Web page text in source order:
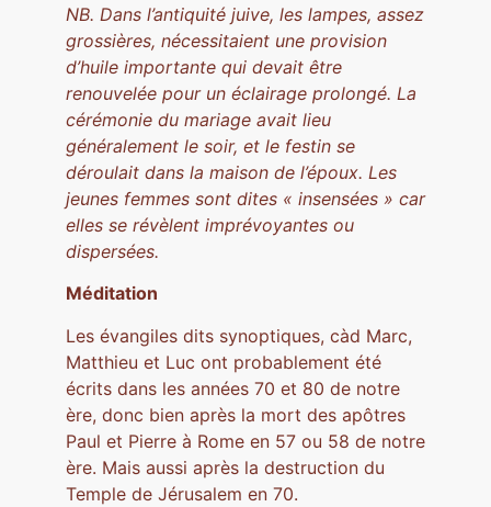
NB. Dans l’antiquité juive, les lampes, assez
grossières, nécessitaient une provision
d’huile importante qui devait être
renouvelée pour un éclairage prolongé. La
cérémonie du mariage avait lieu
généralement le soir, et le festin se
déroulait dans la maison de l’époux. Les
jeunes femmes sont dites « insensées » car
elles se révèlent imprévoyantes ou
dispersées.
Méditation
Les évangiles dits synoptiques, càd Marc,
Matthieu et Luc ont probablement été
écrits dans les années 70 et 80 de notre
ère, donc bien après la mort des apôtres
Paul et Pierre à Rome en 57 ou 58 de notre
ère. Mais aussi après la destruction du
Temple de Jérusalem en 70.